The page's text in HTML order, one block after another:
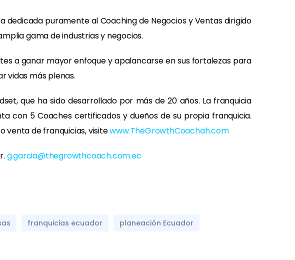
dedicada puramente al Coaching de Negocios y Ventas dirigido
gama de industrias y negocios.
a ganar mayor enfoque y apalancarse en sus fortalezas para
vidas más plenas.
que ha sido desarrollado por más de 20 años. La franquicia
con 5 Coaches certificados y dueños de su propia franquicia.
venta de franquicias, visitewww.TheGrowthCoachah.com
g.garcia@thegrowthcoach.com.ec
franquicias ecuador
planeación Ecuador